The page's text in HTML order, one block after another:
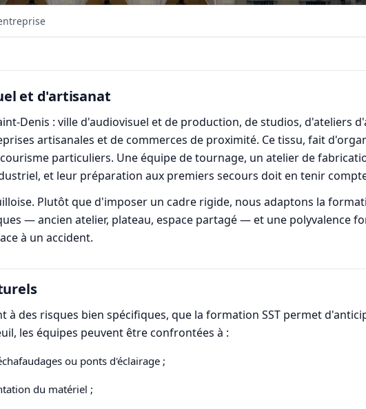
et d'artisanat
Denis : ville d'audiovisuel et de production, de studios, d'ateliers
artisanales et de commerces de proximité. Ce tissu, fait
particuliers. Une équipe de tournage, un atelier de
et leur préparation aux premiers secours doit en tenir
Plutôt que d'imposer un cadre rigide, nous adaptons la
— ancien atelier, plateau, espace partagé — et une polyvalence
à un accident.
à des risques bien spécifiques, que la formation SST permet
les équipes peuvent être confrontées à :
ou ponts d'éclairage ;
du matériel ;